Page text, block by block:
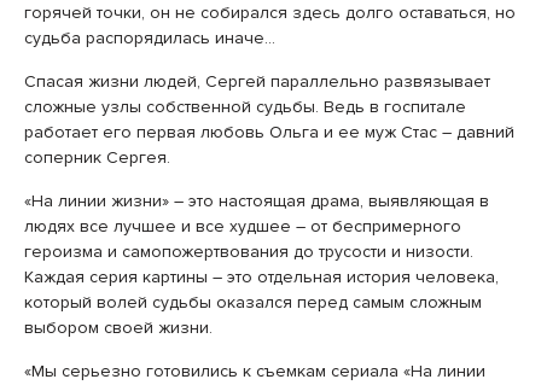
горячей точки, он не собирался здесь долго оставаться, но
судьба распорядилась иначе…
Спасая жизни людей, Сергей параллельно развязывает
сложные узлы собственной судьбы. Ведь в госпитале
работает его первая любовь Ольга и ее муж Стас – давний
соперник Сергея.
«На линии жизни» – это настоящая драма, выявляющая в
людях все лучшее и все худшее – от беспримерного
героизма и самопожертвования до трусости и низости.
Каждая серия картины – это отдельная история человека,
который волей судьбы оказался перед самым сложным
выбором своей жизни.
«Мы серьезно готовились к съемкам сериала «На линии